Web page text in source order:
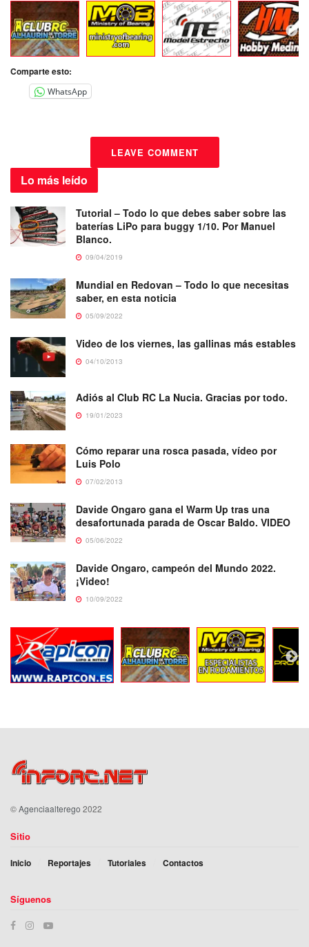
Comparte esto:
WhatsApp
LEAVE COMMENT
Lo más leído
Tutorial – Todo lo que debes saber sobre las
baterías LiPo para buggy 1/10. Por Manuel
Blanco.
09/04/2019
Mundial en Redovan – Todo lo que necesitas
saber, en esta noticia
05/09/2022
Video de los viernes, las gallinas más estables
04/10/2013
Adiós al Club RC La Nucia. Gracias por todo.
19/01/2023
Cómo reparar una rosca pasada, vídeo por
Luis Polo
07/02/2013
Davide Ongaro gana el Warm Up tras una
desafortunada parada de Oscar Baldo. VIDEO
05/06/2022
Davide Ongaro, campeón del Mundo 2022.
¡Video!
10/09/2022
©Agenciaalterego 2022
Sitio
Inicio Reportajes Tutoriales Contactos
Síguenos